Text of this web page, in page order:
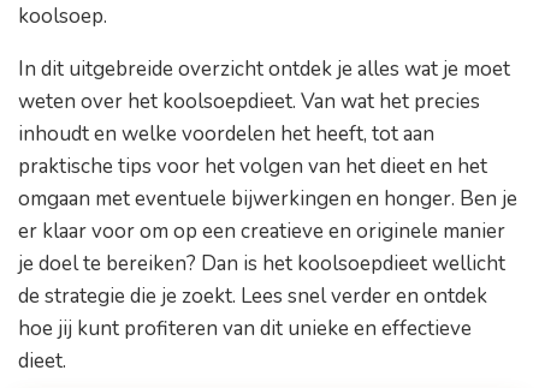
koolsoep.
In dit uitgebreide overzicht ontdek je alles wat je moet
weten over het koolsoepdieet. Van wat het precies
inhoudt en welke voordelen het heeft, tot aan
praktische tips voor het volgen van het dieet en het
omgaan met eventuele bijwerkingen en honger. Ben je
er klaar voor om op een creatieve en originele manier
je doel te bereiken? Dan is het koolsoepdieet wellicht
de strategie die je zoekt. Lees snel verder en ontdek
hoe jij kunt profiteren van dit unieke en effectieve
dieet.